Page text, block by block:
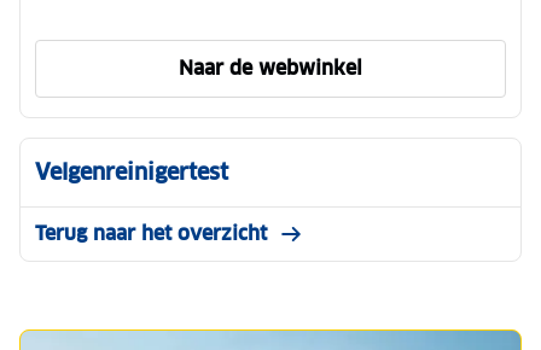
Naar de webwinkel
Velgenreinigertest
Terug naar het overzicht